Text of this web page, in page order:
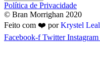
Política de Privacidade
© Bran Morrighan 2020
Feito com ❤️ porKrystel Leal
Facebook-f Twitter Instagram